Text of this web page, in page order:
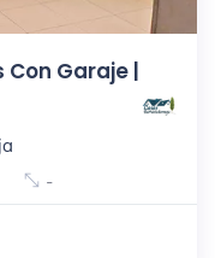
Con Garaje |
-